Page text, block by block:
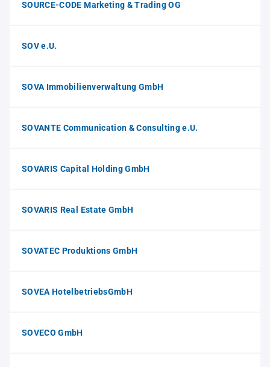
SOURCE-CODE Marketing & Trading OG
SOV e.U.
SOVA Immobilienverwaltung GmbH
SOVANTE Communication & Consulting e.U.
SOVARIS Capital Holding GmbH
SOVARIS Real Estate GmbH
SOVATEC Produktions GmbH
SOVEA HotelbetriebsGmbH
SOVECO GmbH